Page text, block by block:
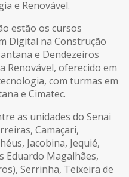
e Renovável.
estão os cursos
Digital na Construção
e Dendezeiros
Renovável, oferecido em
com turmas em
e Cimatec.
as unidades do Senai
Camaçari,
Jacobina, Jequié,
Eduardo Magalhães,
Serrinha, Teixeira de